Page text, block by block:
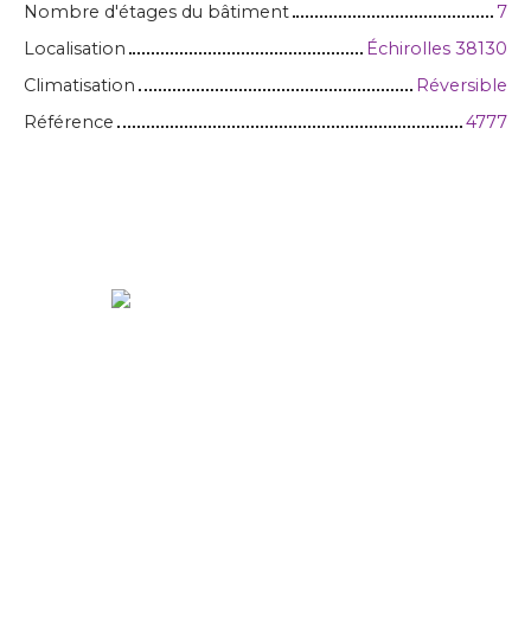
Nombre d'étages du bâtiment
7
Localisation
Échirolles 38130
Climatisation
Réversible
Référence
4777